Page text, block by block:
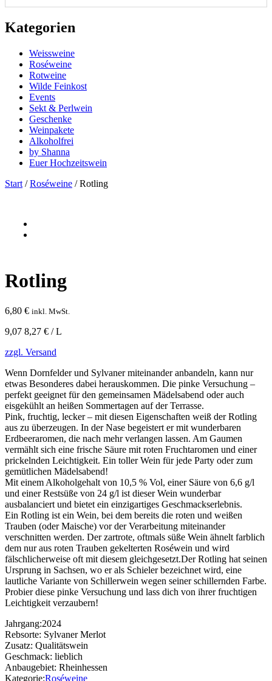
Kategorien
Weissweine
Roséweine
Rotweine
Wilde Feinkost
Events
Sekt & Perlwein
Geschenke
Weinpakete
Alkoholfrei
by Shanna
Euer Hochzeitswein
Start /Roséweine / Rotling
Rotling
6,80 € inkl. MwSt.
9,07 8,27 € / L
zzgl. Versand
Wenn Dornfelder und Sylvaner miteinander anbandeln, kann nur
etwas Besonderes dabei herauskommen. Die pinke Versuchung –
perfekt geeignet für den gemeinsamen Mädelsabend oder auch
eisgekühlt an heißen Sommertagen auf der Terrasse.
Pink, fruchtig, lecker – mit diesen Eigenschaften weiß der Rotling
aus zu überzeugen. In der Nase begeistert er mit wunderbaren
Erdbeeraromen, die nach mehr verlangen lassen. Am Gaumen
vermählt sich eine frische Säure mit roten Fruchtaromen und einer
prickelnden Leichtigkeit. Ein toller Wein für jede Party oder zum
gemütlichen Mädelsabend!
Mit einem Alkoholgehalt von 10,5 % Vol, einer Säure von 6,6 g/l
und einer Restsüße von 24 g/l ist dieser Wein wunderbar
ausbalanciert und bietet ein einzigartiges Geschmackserlebnis.
Ein Rotling ist ein Wein, bei dem bereits die roten und weißen
Trauben (oder Maische) vor der Verarbeitung miteinander
verschnitten werden. Der zartrote, oftmals süße Wein ähnelt farblich
dem nur aus roten Trauben gekelterten Roséwein und wird
fälschlicherweise oft mit diesem gleichgesetzt.Der Rotling hat seinen
Ursprung in Sachsen, wo er als Schieler bezeichnet wird, eine
lautliche Variante von Schillerwein wegen seiner schillernden Farbe.
Probier diese pinke Versuchung und lass dich von ihrer fruchtigen
Leichtigkeit verzaubern!
Jahrgang:2024
Rebsorte: Sylvaner Merlot
Zusatz: Qualitätswein
Geschmack: lieblich
Anbaugebiet: Rheinhessen
Kategorie:Roséweine